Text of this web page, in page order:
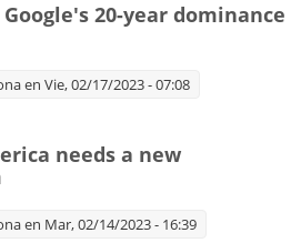
20-year dominance
en Vie, 02/17/2023 - 07:08
needs a new
en Mar, 02/14/2023 - 16:39